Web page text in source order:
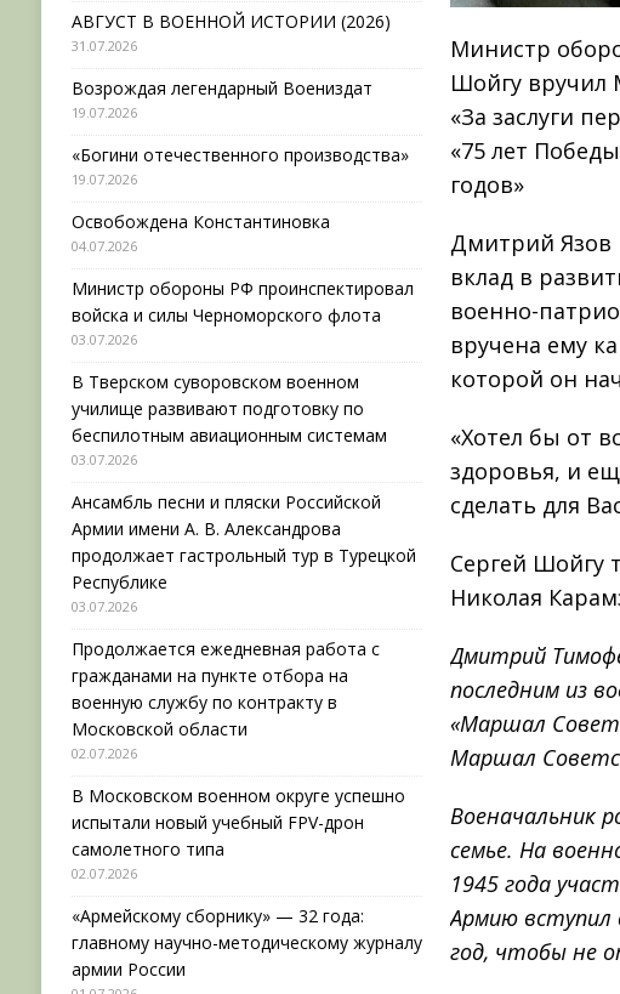
Министр
Шойгу вручил
«За заслуги
«75 лет
годов»
Дмитрий Язов
вклад в
военно-
вручена ему
которой он
«Хотел бы от
здоровья, и
сделать для
Сергей Шойгу
Николая
Дмитрий
последним из
«Маршал
Маршал
Военачальник
семье. На
1945 года
Армию вступил
год, чтобы не
АВГУСТ В ВОЕННОЙ ИСТОРИИ (2026)
31.07.2026
Возрождая легендарный Воениздат
19.07.2026
«Богини отечественного производства»
19.07.2026
Освобождена Константиновка
04.07.2026
Министр обороны РФ проинспектировал
войска и силы Черноморского флота
03.07.2026
В Тверском суворовском военном
училище развивают подготовку по
беспилотным авиационным системам
03.07.2026
Ансамбль песни и пляски Российской
Армии имени А. В. Александрова
продолжает гастрольный тур в Турецкой
Республике
03.07.2026
Продолжается ежедневная работа с
гражданами на пункте отбора на
военную службу по контракту в
Московской области
02.07.2026
В Московском военном округе успешно
испытали новый учебный FPV-дрон
самолетного типа
02.07.2026
«Армейскому сборнику» — 32 года:
главному научно-методическому журналу
армии России